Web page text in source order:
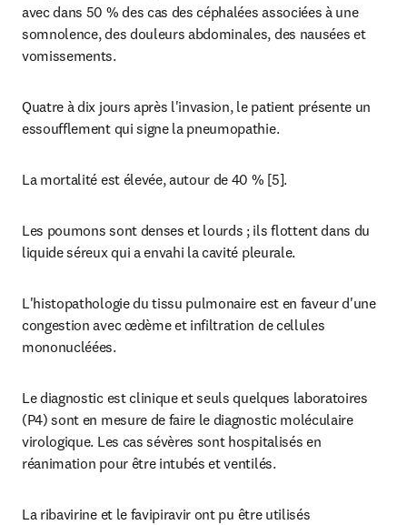
avec dans 50 % des cas des céphalées associées à une
somnolence, des douleurs abdominales, des nausées et
vomissements.
Quatre à dix jours après l'invasion, le patient présente un
essoufflement qui signe la pneumopathie.
La mortalité est élevée, autour de 40 % [5].
Les poumons sont denses et lourds ; ils flottent dans du
liquide séreux qui a envahi la cavité pleurale.
L'histopathologie du tissu pulmonaire est en faveur d'une
congestion avec œdème et infiltration de cellules
mononucléées.
Le diagnostic est clinique et seuls quelques laboratoires
(P4) sont en mesure de faire le diagnostic moléculaire
virologique. Les cas sévères sont hospitalisés en
réanimation pour être intubés et ventilés.
La ribavirine et le favipiravir ont pu être utilisés